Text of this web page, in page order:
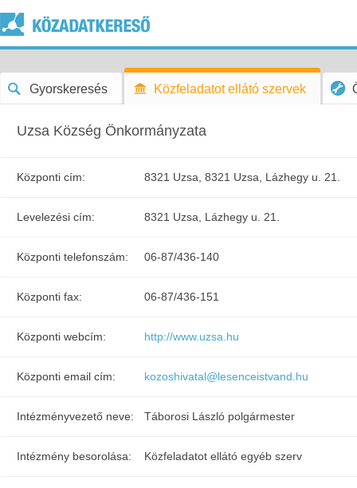
Gyorskeresés Közfeladatot ellátó szervek
Uzsa Község Önkormányzata
Központi cím: 8321 Uzsa, 8321 Uzsa, Lázhegy u. 21.
Levelezési cím: 8321 Uzsa, Lázhegy u. 21.
Központi telefonszám: 06-87/436-140
Központi fax: 06-87/436-151
Központi webcím: http://www.uzsa.hu
Központi email cím: kozoshivatal@lesenceistvand.hu
Intézményvezető neve: Táborosi László polgármester
Intézmény besorolása: Közfeladatot ellátó egyéb szerv